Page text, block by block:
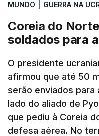
MUNDO GUERRA NA
Coreia do
soldados para
O presidente
afirmou que até 50
serão enviados para
lado do aliado de
que pediu à Coreia
defesa aérea. No